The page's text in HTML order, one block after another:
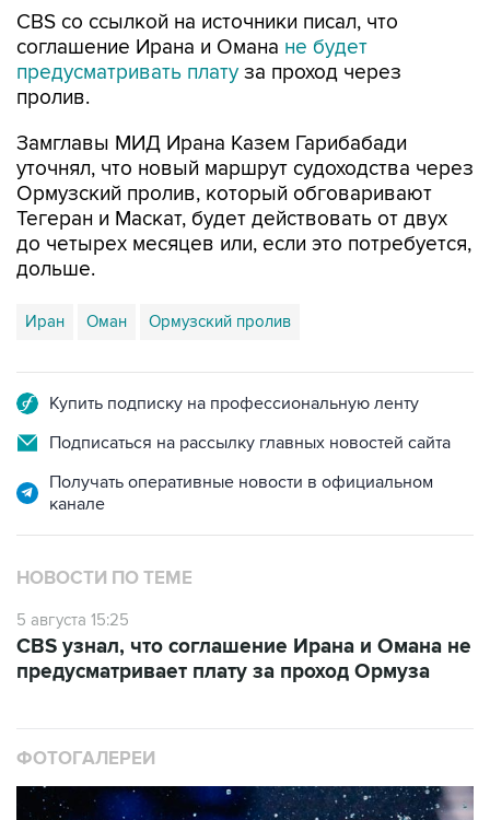
CBS со ссылкой на источники писал, что
соглашение Ирана и Омана не будет
предусматривать плату за проход через
пролив.
Замглавы МИД Ирана Казем Гарибабади
уточнял, что новый маршрут судоходства через
Ормузский пролив, который обговаривают
Тегеран и Маскат, будет действовать от двух
до четырех месяцев или, если это потребуется,
дольше.
Иран Оман Ормузский пролив
Купить подписку на профессиональную ленту
Подписаться на рассылку главных новостей сайта
Получать оперативные новости в официальном
канале
НОВОСТИ ПО ТЕМЕ
5 августа 15:25
CBS узнал, что соглашение Ирана и Омана не
предусматривает плату за проход Ормуза
ФОТОГАЛЕРЕИ